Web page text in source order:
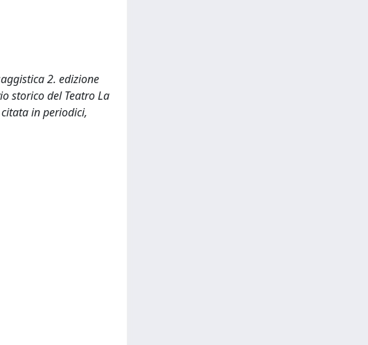
2. edizione
storico del Teatro La
in periodici,